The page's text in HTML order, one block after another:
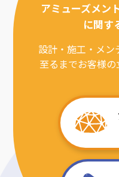
アミューズメン
に関す
設計・施工・メ
至るまでお客様の